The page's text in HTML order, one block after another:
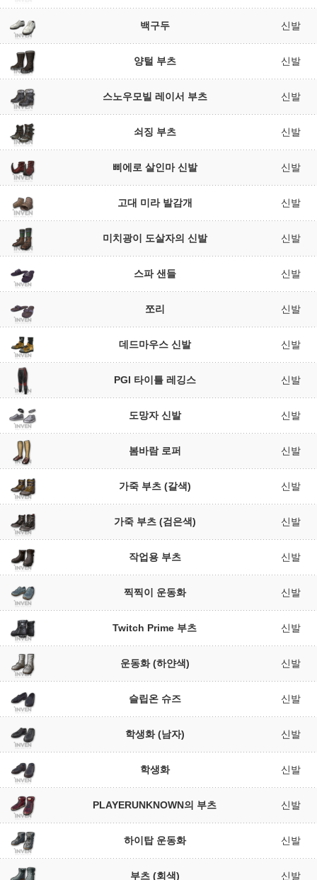
백구두 신발
양털 부츠 신발
스노우모빌 레이서 부츠 신발
쇠징 부츠 신발
삐에로 살인마 신발 신발
고대 미라 발감개 신발
미치광이 도살자의 신발 신발
스파 샌들 신발
쪼리 신발
데드마우스 신발 신발
PGI 타이틀 레깅스 신발
도망자 신발 신발
봄바람 로퍼 신발
가죽 부츠 (갈색) 신발
가죽 부츠 (검은색) 신발
작업용 부츠 신발
찍찍이 운동화 신발
Twitch Prime 부츠 신발
운동화 (하얀색) 신발
슬립온 슈즈 신발
학생화 (남자) 신발
학생화 신발
PLAYERUNKNOWN의 부츠 신발
하이탑 운동화 신발
부츠 (회색) 신발